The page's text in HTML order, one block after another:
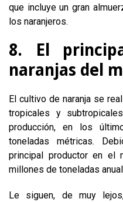
que incluye un gran
los naranjeros.
8. El
naranjas del
El cultivo de naranja se
tropicales y
producción, en los
toneladas métricas.
principal productor en el
millones de toneladas
Le siguen, de muy